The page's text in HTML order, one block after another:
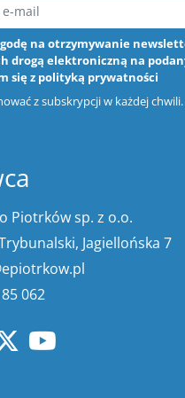
na otrzymywanie
drogą elektroniczną na
się z polityką prywatności
z subskrypcji w każdej chwili.
Piotrków sp. z o.o.
Jagiellońska 7
062